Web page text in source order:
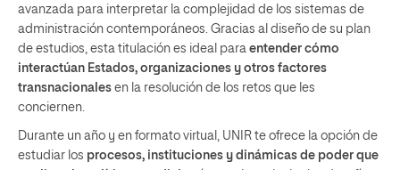
avanzada para interpretar la complejidad de los sistemas de
administración contemporáneos. Gracias al diseño de su plan
de estudios, esta titulación es ideal para entender cómo
interactúan Estados, organizaciones y otros factores
transnacionales en la resolución de los retos que les
conciernen.
Durante un año y en formato virtual, UNIR te ofrece la opción de
estudiar los procesos, instituciones y dinámicas de poder que